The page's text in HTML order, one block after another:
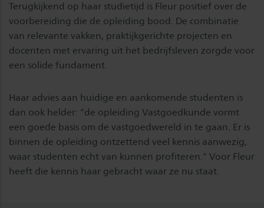
Terugkijkend op haar studietijd is Fleur positief over de
voorbereiding die de opleiding bood. De combinatie
van relevante vakken, praktijkgerichte projecten en
docenten met ervaring uit het bedrijfsleven zorgde voor
een solide fundament.
Haar advies aan huidige en aankomende studenten is
dan ook helder: "de opleiding Vastgoedkunde vormt
een goede basis om de vastgoedwereld in te gaan. Er is
binnen de opleiding ontzettend veel kennis aanwezig,
waar studenten echt van kunnen profiteren." Voor Fleur
heeft die kennis haar gebracht waar ze nu staat.